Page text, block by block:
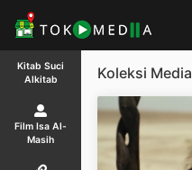
Kitab Suci
Alkitab
Film Isa Al-
Masih
Koleksi Media